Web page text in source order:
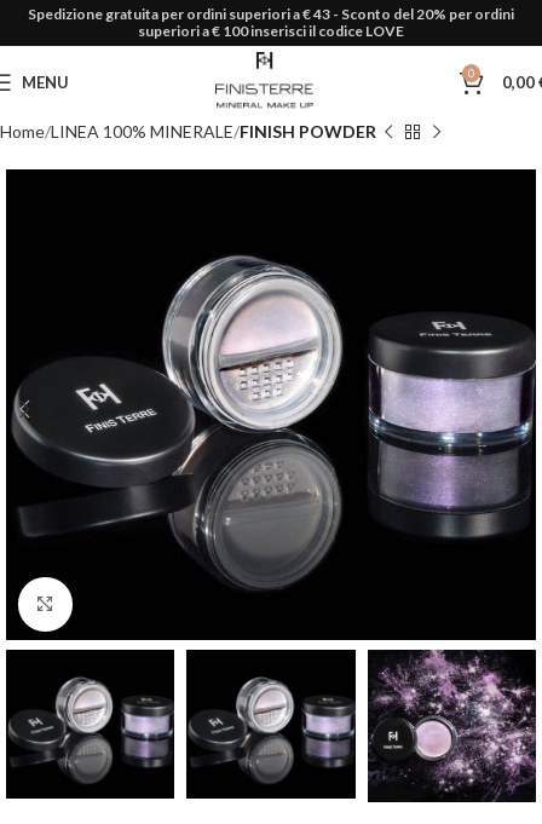
Spedizione gratuita per ordini superiori a € 43 - Sconto del 20% per ordini
superiori a € 100 inserisci il codice LOVE
MENU 0 0,00
Home LINEA 100% MINERALE FINISH POWDER
Click to enlarge